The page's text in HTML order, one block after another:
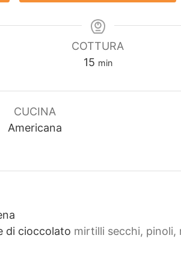
COTTURA
15m
n
min
CUCINA
Americana
di cioccolato mirtilli secchi,